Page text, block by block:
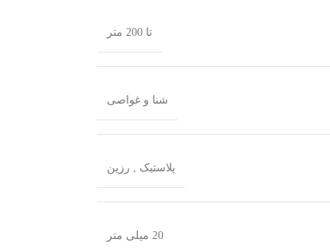
تا 200 متر
شنا و غواصی
پلاستیک , رزین
20 میلی متر